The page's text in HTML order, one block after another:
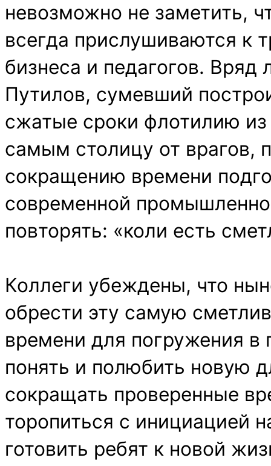
невозможно не заметить,
всегда прислушиваются к
бизнеса и педагогов.
Путилов, сумевший
сжатые сроки флотилию из
самым столицу от врагов,
сокращению времени
современной
повторять: «коли есть
Коллеги убеждены, что
обрести эту самую
времени для погружения
понять и полюбить новую
сокращать проверенные
торопиться с инициацией
готовить ребят к новой